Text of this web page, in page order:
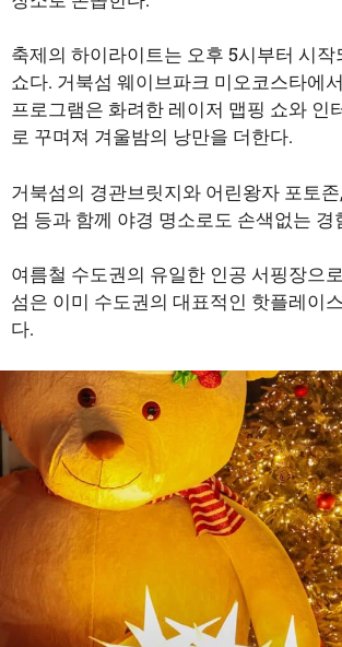
축제의 하이라이트는 오후 5시부터 시
쇼다. 거북섬 웨이브파크 미오코스타에
프로그램은 화려한 레이저 맵핑 쇼와 인
로 꾸며져 겨울밤의 낭만을 더한다.
거북섬의 경관브릿지와 어린왕자 포토
엄 등과 함께 야경 명소로도 손색없는 경
여름철 수도권의 유일한 인공 서핑장으
섬은 이미 수도권의 대표적인 핫플레이
다.